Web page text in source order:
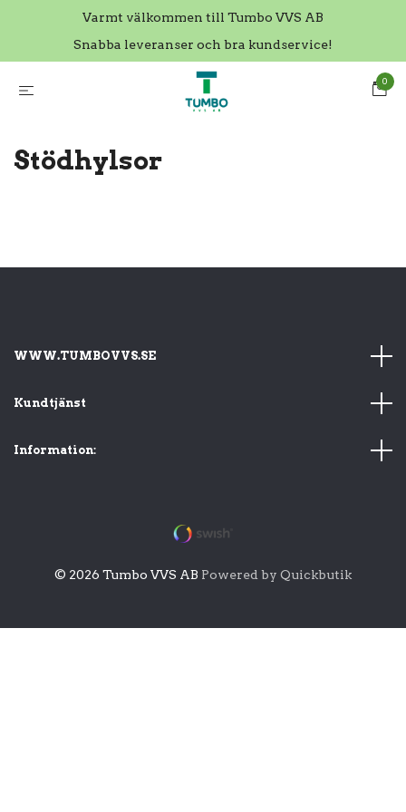
Varmt välkommen till Tumbo VVS AB
Snabba leveranser och bra kundservice!
0
Stödhylsor
WWW.TUMBOVVS.SE
Kundtjänst
Information:
© 2026 Tumbo VVS AB Powered by Quickbutik